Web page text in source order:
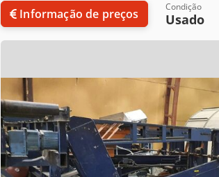
Informação de preços Condição
Usado